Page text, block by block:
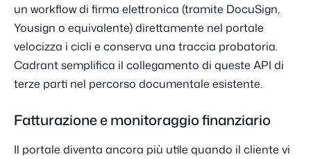
un workflow di firma elettronica (tramite DocuSign,
Yousign o equivalente) direttamente nel portale
velocizza i cicli e conserva una traccia probatoria.
Cadrant semplifica il collegamento di queste API di
terze parti nel percorso documentale esistente.
Fatturazione e monitoraggio finanziario
Il portale diventa ancora più utile quando il cliente vi